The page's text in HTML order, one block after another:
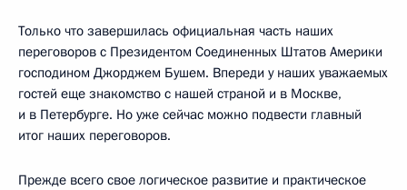
Только что завершилась официальная часть наших
переговоров с Президентом Соединенных Штатов Америки
господином Джорджем Бушем. Впереди у наших уважаемых
гостей еще знакомство с нашей страной и в Москве,
и в Петербурге. Но уже сейчас можно подвести главный
итог наших переговоров.
Прежде всего свое логическое развитие и практическое